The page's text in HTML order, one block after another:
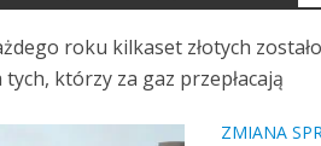
roku kilkaset złotych
którzy za gaz przepłacają
ZMIANA